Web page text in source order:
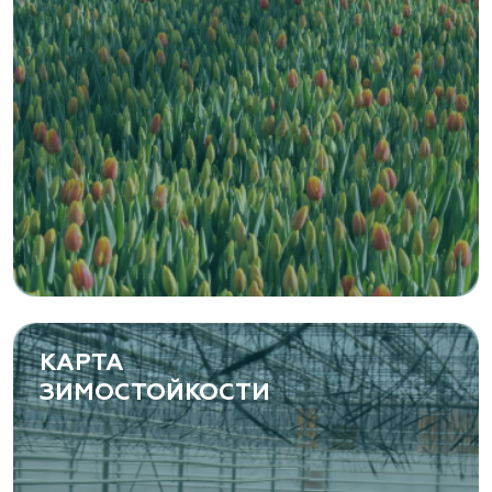
Zaxriddin Flower Plantation, питомник
Ташкентская область, Зангиатинский р-н, ул.
Канимаева, д. 9
«ЁЛЫ-ПАЛЫ», питомник декоративных
растений
Самарская область, с. Подстепки, ул.
Фермерская 14 А
(8482) 650 010
www.yoly-paly.ru
«ВЕНЕВ» питомник растений
Тульская область, Венёвский р-н, село
Борщевое, улица Лесная, д. 13
КАРТА
ЗИМОСТОЙКОСТИ